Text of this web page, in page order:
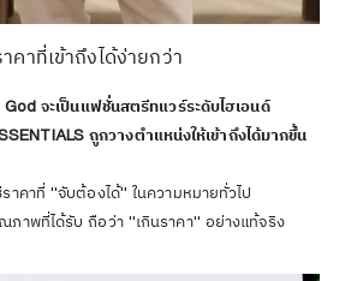
าคาที่เข้าถึงได้ง่ายกว่า
จะเป็นแฟชั่นสตรีทแวร์ระดับไฮเอนด์
ถูกวางตำแหน่งให้เข้าถึงได้มากขึ้น
ราคาที่ "จับต้องได้" ในความหมายทั่วไป
ภาพที่ได้รับ ถือว่า "เกินราคา" อย่างแท้จริง